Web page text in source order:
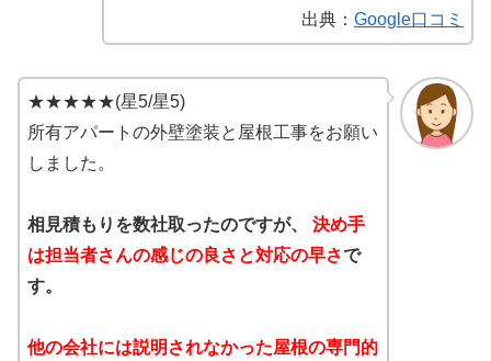
出典： Google口コミ
★★★★★(星5/星5)
所有アパートの外壁塗装と屋根工事をお願い
しました。
相見積もりを数社取ったのですが、 決め手
は担当者さんの感じの良さと対応の早さで
す。
他の会社には説明されなかった屋根の専門的